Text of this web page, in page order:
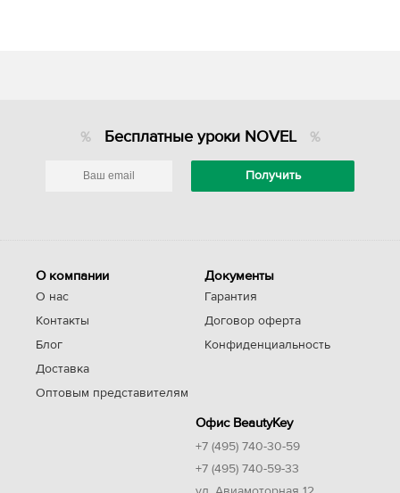
Бесплатные уроки NOVEL
О компании
О нас
Контакты
Блог
Доставка
Оптовым представителям
Документы
Гарантия
Договор оферта
Конфиденциальность
Офис BeautyKey
+7 (495) 740-30-59
+7 (495) 740-59-33